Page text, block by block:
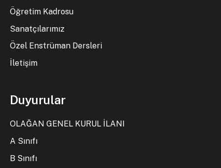
Öğretim Kadrosu
Sanatçılarımız
Özel Enstrüman Dersleri
İletişim
Duyurular
OLAĞAN GENEL KURUL İLANI
A Sınıfı
B Sınıfı